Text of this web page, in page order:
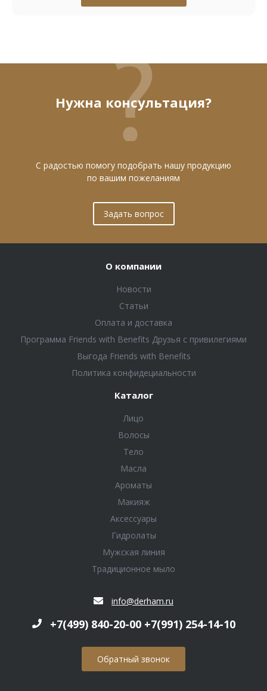
Нужна консультация?
С радостью помогу подобрать нашу продукцию
по вашим пожеланиям
Задать вопрос
О компании
Новости
Статьи
Оплата и доставка
Программа Friends with Benefits Друзья с привилегиями
Выгода Friends with Benefits
Политика конфидециальности
Каталог
Лицо
Волосы
Тело
Масла
Ароматы
Макияж
Аксессуары
Гидролаты
Мужская линия
Традиционное мыло
info@derham.ru
+7(499) 840-20-00 +7(991) 254-14-10
Обратный звонок